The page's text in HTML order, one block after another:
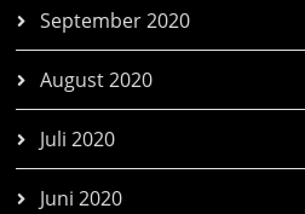
September 2020
August 2020
Juli 2020
Juni 2020